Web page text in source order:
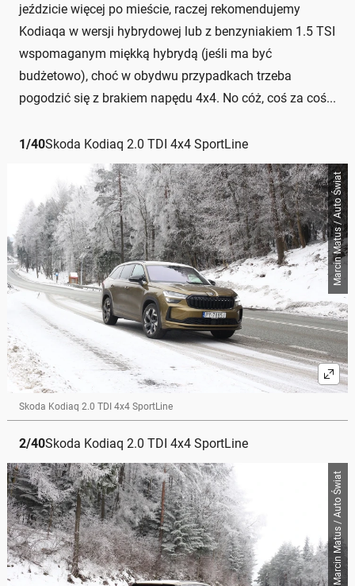
jeździcie więcej po mieście, raczej rekomendujemy
Kodiaqa w wersji hybrydowej lub z benzyniakiem 1.5 TSI
wspomaganym miękką hybrydą (jeśli ma być
budżetowo), choć w obydwu przypadkach trzeba
pogodzić się z brakiem napędu 4x4. No cóż, coś za coś...
1/40Skoda Kodiaq 2.0 TDI 4x4 SportLine
Marcin Matus / Auto Świat
Skoda Kodiaq 2.0 TDI 4x4 SportLine
2/40Skoda Kodiaq 2.0 TDI 4x4 SportLine
Marcin Matus / Auto Świat